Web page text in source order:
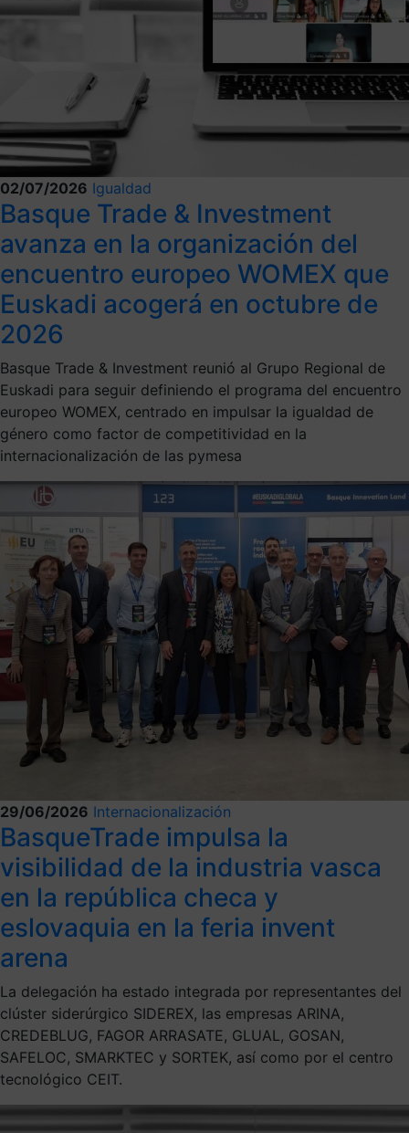
02/07/2026 Igualdad
Basque Trade & Investment
avanza en la organización del
encuentro europeo WOMEX que
Euskadi acogerá en octubre de
2026
Basque Trade & Investment reunió al Grupo Regional de
Euskadi para seguir definiendo el programa del encuentro
europeo WOMEX, centrado en impulsar la igualdad de
género como factor de competitividad en la
internacionalización de las pymesa
29/06/2026 Internacionalización
BasqueTrade impulsa la
visibilidad de la industria vasca
en la república checa y
eslovaquia en la feria invent
arena
La delegación ha estado integrada por representantes del
clúster siderúrgico SIDEREX, las empresas ARINA,
CREDEBLUG, FAGOR ARRASATE, GLUAL, GOSAN,
SAFELOC, SMARKTEC y SORTEK, así como por el centro
tecnológico CEIT.